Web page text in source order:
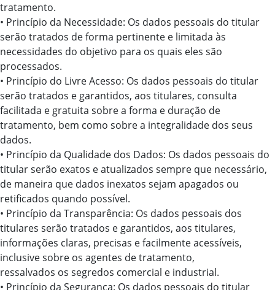
tratamento.
• Princípio da Necessidade: Os dados pessoais do titular
serão tratados de forma pertinente e limitada às
necessidades do objetivo para os quais eles são
processados.
• Princípio do Livre Acesso: Os dados pessoais do titular
serão tratados e garantidos, aos titulares, consulta
facilitada e gratuita sobre a forma e duração de
tratamento, bem como sobre a integralidade dos seus
dados.
• Princípio da Qualidade dos Dados: Os dados pessoais do
titular serão exatos e atualizados sempre que necessário,
de maneira que dados inexatos sejam apagados ou
retificados quando possível.
• Princípio da Transparência: Os dados pessoais dos
titulares serão tratados e garantidos, aos titulares,
informações claras, precisas e facilmente acessíveis,
inclusive sobre os agentes de tratamento,
ressalvados os segredos comercial e industrial.
• Princípio da Segurança: Os dados pessoais do titular